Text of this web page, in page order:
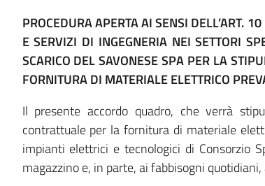
title
Block
it-
block-
italiagov-
content
PROCEDURA APERTA AI SENSI DELL’ART.
E SERVIZI DI INGEGNERIA NEI SETTORI
SCARICO DEL SAVONESE SPA PER LA
FORNITURA DI MATERIALE ELETTRICO
Il presente accordo quadro, che verrà
contrattuale per la fornitura di materiale
impianti elettrici e tecnologici di Consorzio
magazzino e, in parte, ai fabbisogni